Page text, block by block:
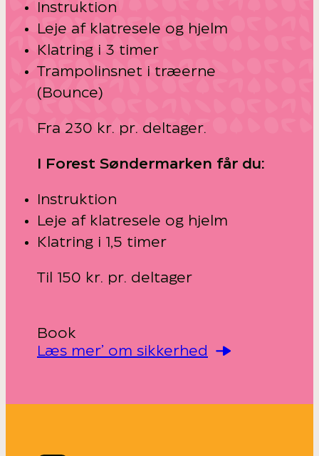
Instruktion
Leje af klatresele og hjelm
Klatring i 3 timer
Trampolinsnet i træerne
(Bounce)
Fra 230 kr. pr. deltager.
I Forest Søndermarken får du:
Instruktion
Leje af klatresele og hjelm
Klatring i 1,5 timer
Til 150 kr. pr. deltager
Book
Læs mer’ om sikkerhed